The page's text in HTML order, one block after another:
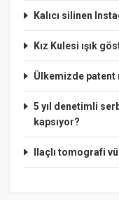
Kalıcı silinen
Kız Kulesi ışık
Ülkemizde patent
5 yıl denetimli
kapsıyor?
Ilaçlı tomografi